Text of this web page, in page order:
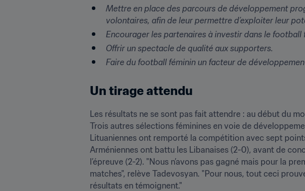
Mettre en place des parcours de développement
volontaires, afin de leur permettre d’exploiter leur
Encourager les partenaires à investir dans le football
Offrir un spectacle de qualité aux supporters.
Faire du football féminin un facteur de
Un tirage attendu
Les résultats ne se sont pas fait attendre : au début du
Trois autres sélections féminines en voie de
Lituaniennes ont remporté la compétition avec sept
Arméniennes ont battu les Libanaises (2-0), avant de
l’épreuve (2-2). "Nous n’avons pas gagné mais pour la
matches", relève Tadevosyan. "Pour nous, tout ceci
résultats en témoignent."